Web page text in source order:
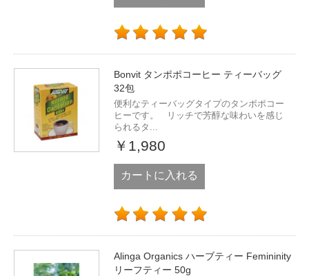
Bonvit タンポポコーヒー ティーバッグ
32包
便利なティーバッグタイプのタンポポコー
ヒーです。 リッチで芳醇な味わいを感じ
られるタ...
￥1,980
カートに入れる
Alinga Organics ハーブティー Femininity
リーフティー 50g